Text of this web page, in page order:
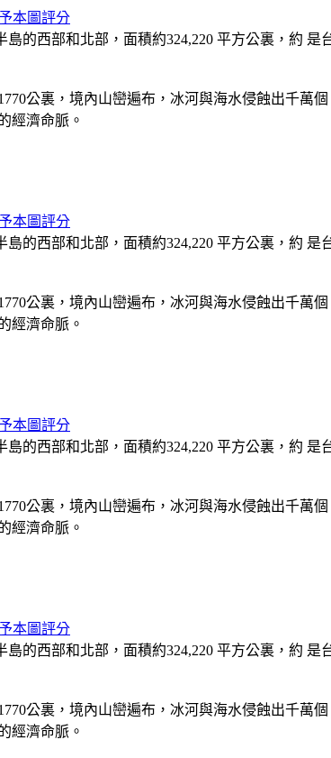
本圖評分
的西部和北部，面積約324,220 平方公裏，約
公裏，境內山巒遍布，冰河與海水侵蝕出千萬
經濟命脈。
本圖評分
的西部和北部，面積約324,220 平方公裏，約
公裏，境內山巒遍布，冰河與海水侵蝕出千萬
經濟命脈。
本圖評分
的西部和北部，面積約324,220 平方公裏，約
公裏，境內山巒遍布，冰河與海水侵蝕出千萬
經濟命脈。
本圖評分
的西部和北部，面積約324,220 平方公裏，約
公裏，境內山巒遍布，冰河與海水侵蝕出千萬
經濟命脈。